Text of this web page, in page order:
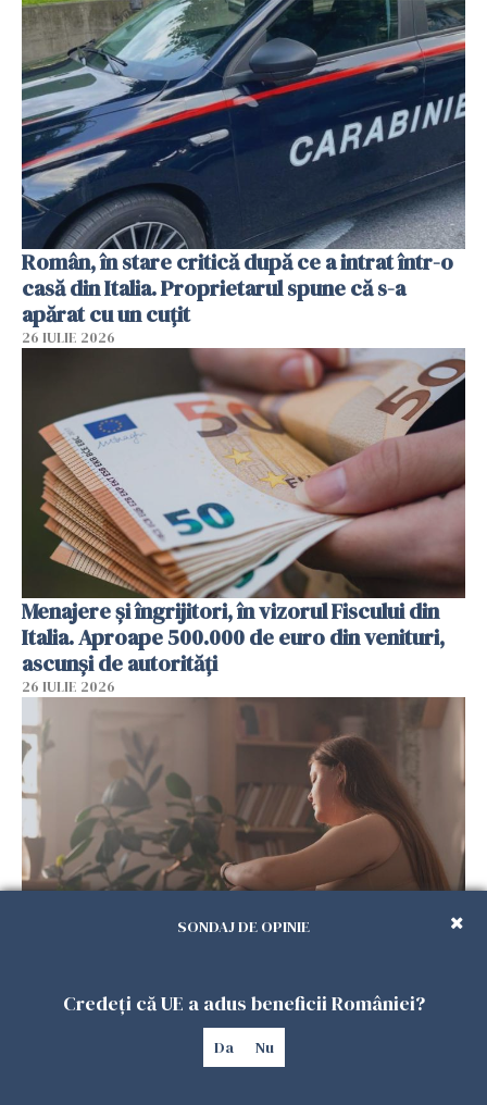
Român, în stare critică după ce a intrat într-o
casă din Italia. Proprietarul spune că s-a
apărat cu un cuțit
26 IULIE 2026
Menajere și îngrijitori, în vizorul Fiscului din
Italia. Aproape 500.000 de euro din venituri,
ascunși de autorități
26 IULIE 2026
imigranți
SONDAJ DE OPINIE
Credeți că UE a adus beneficii României?
Da Nu